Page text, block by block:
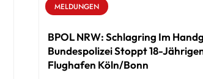
MELDUNGEN
BPOL NRW: Schlagring Im
Bundespolizei Stoppt 18-
Flughafen Köln/Bonn